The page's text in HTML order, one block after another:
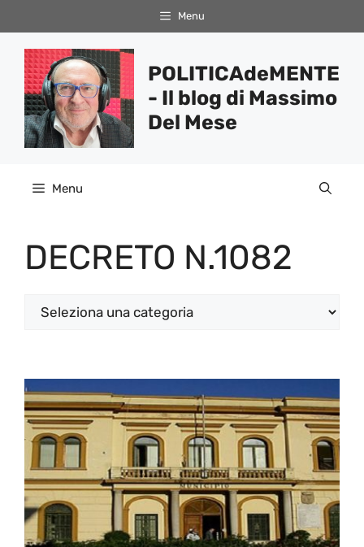
al
contenuto
Menu
POLITICAdeMENTE
- Il blog di Massimo
Del Mese
Menu
DECRETO N.1082
Categorie